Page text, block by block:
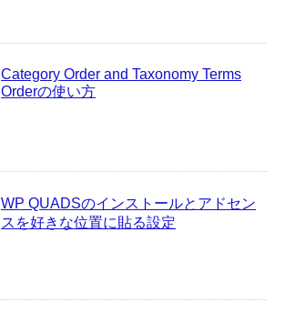
Category Order and Taxonomy Terms
Orderの使い方
WP QUADSのインストールとアドセン
スを好きな位置に貼る設定